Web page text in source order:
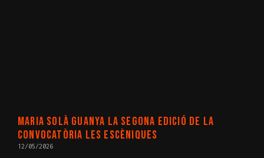
Maria Solà guanya la segona edició de la
convocatòria Les Escèniques
12/05/2026